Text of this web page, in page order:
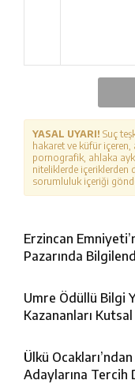
YASAL UYARI! Suç
hakaret ve küfür içeren,
pornografik, ahlaka
niteliklerde içeriklerden
sorumluluk içeriği
Erzincan
Pazarında
Umre Ödüllü Bilgi
Kazananları
Ülkü
Adaylarına Tercih